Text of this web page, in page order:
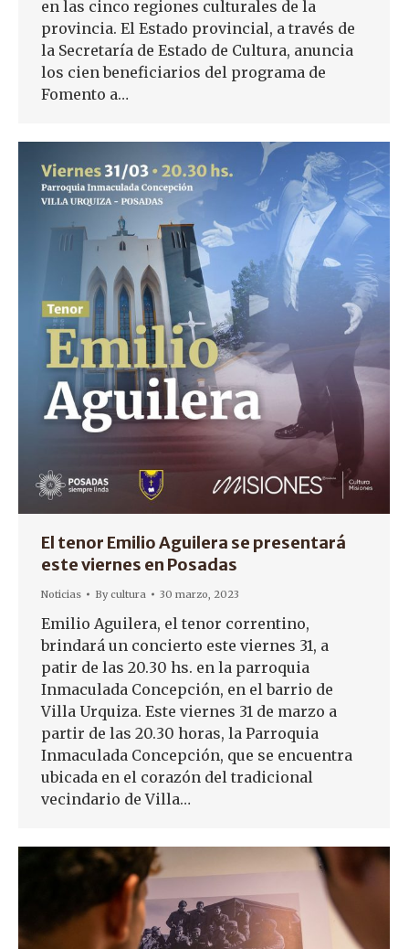
en las cinco regiones culturales de la
provincia. El Estado provincial, a través de
la Secretaría de Estado de Cultura, anuncia
los cien beneficiarios del programa de
Fomento a…
El tenor Emilio Aguilera se presentará
este viernes en Posadas
Noticias Bycultura 30 marzo, 2023
Emilio Aguilera, el tenor correntino,
brindará un concierto este viernes 31, a
patir de las 20.30 hs. en la parroquia
Inmaculada Concepción, en el barrio de
Villa Urquiza. Este viernes 31 de marzo a
partir de las 20.30 horas, la Parroquia
Inmaculada Concepción, que se encuentra
ubicada en el corazón del tradicional
vecindario de Villa…